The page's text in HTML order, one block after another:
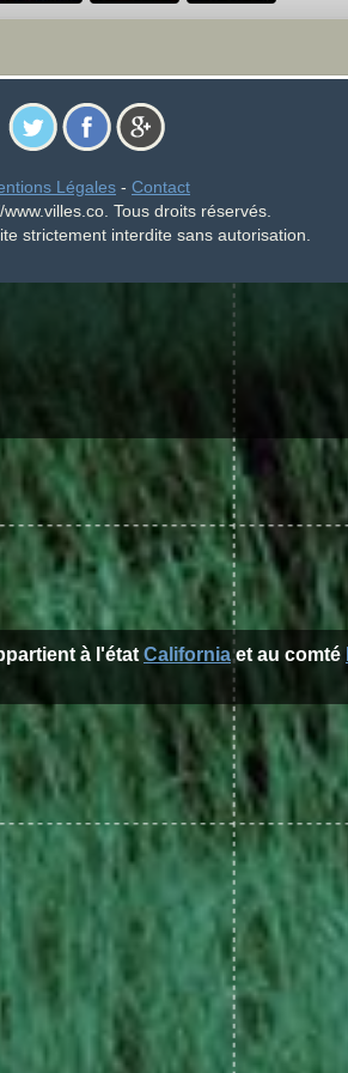
Légales - Contact
Tous droits réservés.
strictement interdite sans autorisation.
à l'état Californiaet au comté